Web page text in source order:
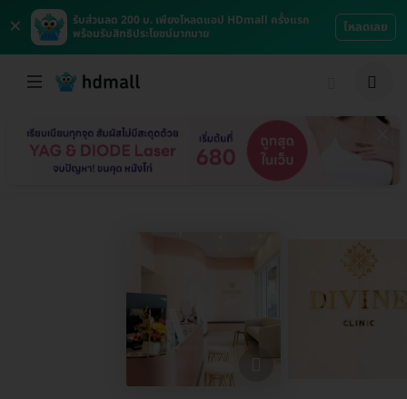
×
รับส่วนลด 200 บ. เพียงโหลดแอป HDmall ครั้งแรก
พร้อมรับสิทธิประโยชน์มากมาย
โหลดเลย